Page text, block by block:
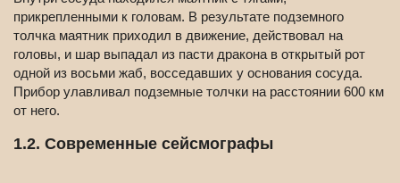
прикрепленными к головам. В результате подземного
толчка маятник приходил в движение, действовал на
головы, и шар выпадал из пасти дракона в открытый рот
одной из восьми жаб, восседавших у основания сосуда.
Прибор улавливал подземные толчки на расстоянии 600 км
от него.
1.2. Современные сейсмографы